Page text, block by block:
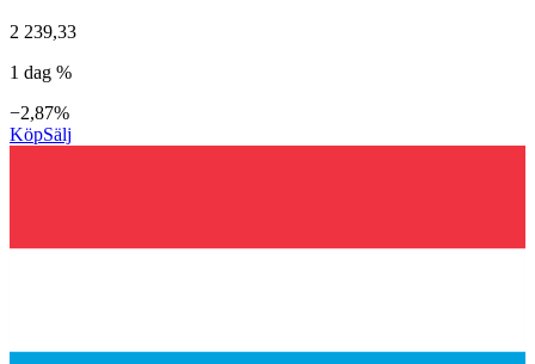
2 239,33
1 dag %
−2,87%
KöpSälj